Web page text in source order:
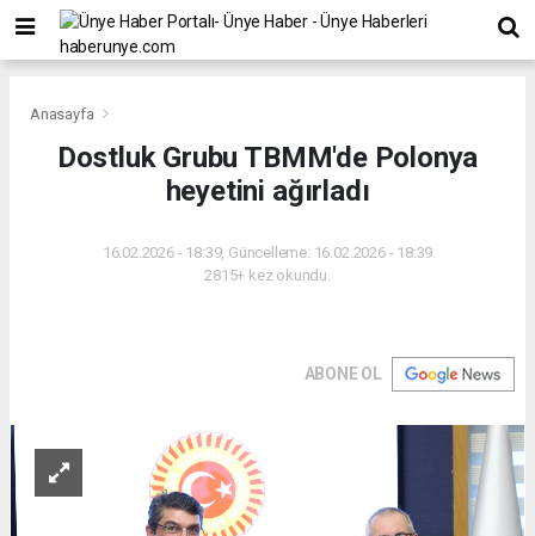
Anasayfa
Dostluk Grubu TBMM'de Polonya
heyetini ağırladı
16.02.2026 - 18:39, Güncelleme: 16.02.2026 - 18:39
2815+ kez okundu.
ABONE OL